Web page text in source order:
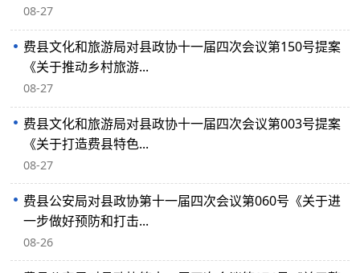
08-27
费县文化和旅游局对县政协十一届四次会议第150号提案
《关于推动乡村旅游...
08-27
费县文化和旅游局对县政协十一届四次会议第003号提案
《关于打造费县特色...
08-27
费县公安局对县政协第十一届四次会议第060号《关于进
一步做好预防和打击...
08-26